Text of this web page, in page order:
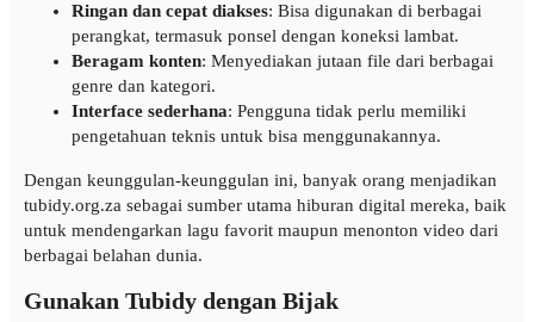
Ringan dan cepat diakses: Bisa digunakan di berbagai
perangkat, termasuk ponsel dengan koneksi lambat.
Beragam konten: Menyediakan jutaan file dari berbagai
genre dan kategori.
Interface sederhana: Pengguna tidak perlu memiliki
pengetahuan teknis untuk bisa menggunakannya.
Dengan keunggulan-keunggulan ini, banyak orang menjadikan
tubidy.org.za sebagai sumber utama hiburan digital mereka, baik
untuk mendengarkan lagu favorit maupun menonton video dari
berbagai belahan dunia.
Gunakan Tubidy dengan Bijak